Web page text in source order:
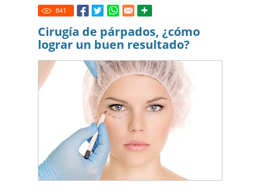
841
Cirugía de párpados, ¿cómo
lograr un buen resultado?